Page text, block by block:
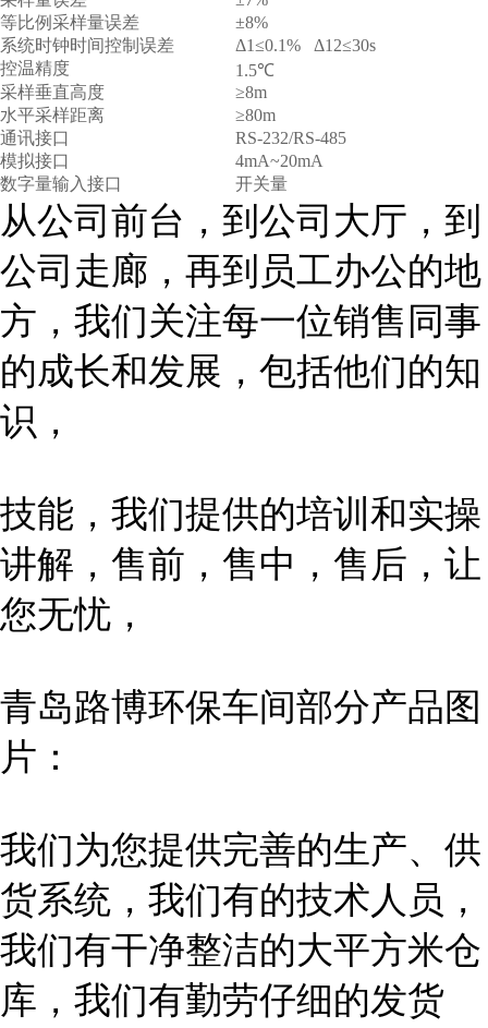
等比例采样量误差
±8%
系统时钟时间控制误差
Δ1≤0.1% Δ12≤30s
控温精度
1.5℃
采样垂直高度
≥8m
水平采样距离
≥80m
通讯接口
RS-232/RS-485
模拟接口
4mA~20mA
数字量输入接口
开关量
从公司前台，到公司大厅，到
公司走廊，再到员工办公的地
方，我们关注每一位销售同事
的成长和发展，包括他们的知
识，
技能，我们提供的培训和实操
讲解，售前，售中，售后，让
您无忧，
青岛路博环保车间部分产品图
片：
我们为您提供完善的生产、供
货系统，我们有的技术人员，
我们有干净整洁的大平方米仓
库，我们有勤劳仔细的发货